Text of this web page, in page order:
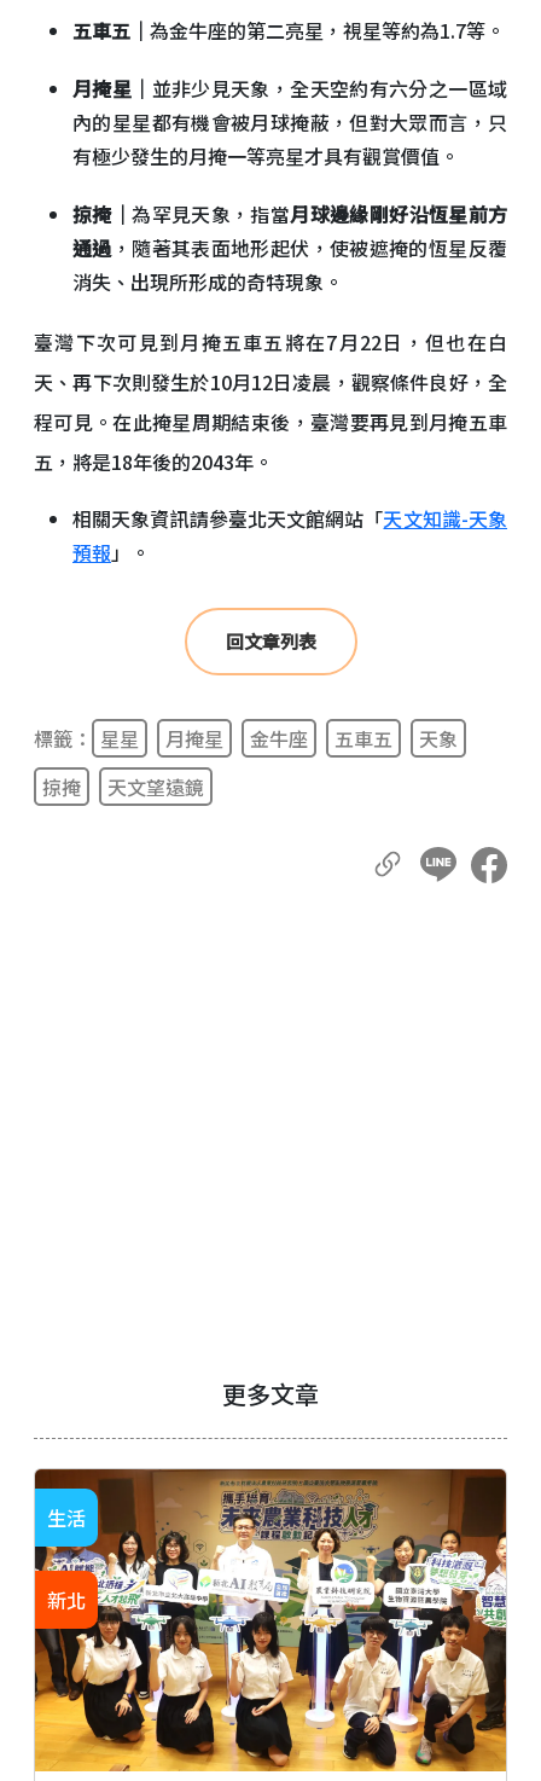
五車五｜ 為金牛座的第二亮星，視星等約為1.7等。
月掩星｜ 並非少見天象，全天空約有六分之一區域
內的星星都有機會被月球掩蔽，但對大眾而言，只
有極少發生的月掩一等亮星才具有觀賞價值。
掠掩｜為罕見天象，指當月球邊緣剛好沿恆星前方
通過，隨著其表面地形起伏，使被遮掩的恆星反覆
消失、出現所形成的奇特現象。
臺灣下次可見到月掩五車五將在7月22日，但也在白
天、再下次則發生於10月12日凌晨，觀察條件良好，全
程可見。在此掩星周期結束後，臺灣要再見到月掩五車
五，將是18年後的2043年。
相關天象資訊請參臺北天文館網站「天文知識-天象
預報」。
回文章列表
標籤： 星星 月掩星 金牛座 五車五
天象
掠掩
天文望遠鏡
更多文章
生活
新北